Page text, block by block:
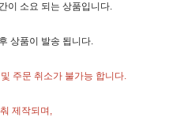
이 소요 되는 상품입니다.
상품이 발송 됩니다.
주문 취소가 불가능 합니다.
제작되며,